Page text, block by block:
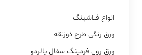
انواع فلاشینگ
ورق رنگی طرح ذوزنقه
ورق رول فرمینگ سفال پالرمو